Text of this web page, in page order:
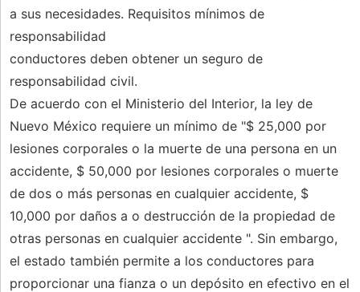
a sus necesidades. Requisitos mínimos de
responsabilidad
conductores deben obtener un seguro de
responsabilidad civil.
De acuerdo con el Ministerio del Interior, la ley de
Nuevo México requiere un mínimo de "$ 25,000 por
lesiones corporales o la muerte de una persona en un
accidente, $ 50,000 por lesiones corporales o muerte
de dos o más personas en cualquier accidente, $
10,000 por daños a o destrucción de la propiedad de
otras personas en cualquier accidente ". Sin embargo,
el estado también permite a los conductores para
proporcionar una fianza o un depósito en efectivo en el